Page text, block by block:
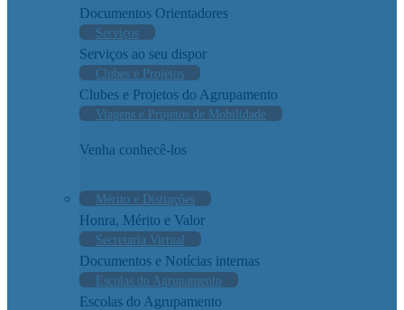
Documentos Orientadores
Serviços
Serviços ao seu dispor
Clubes e Projetos
Clubes e Projetos do Agrupamento
Viagens e Projetos de Mobilidade
Venha conhecê-los
Mérito e Distinções
Honra, Mérito e Valor
Secretaria Virtual
Documentos e Notícias internas
Escolas do Agrupamento
Escolas do Agrupamento